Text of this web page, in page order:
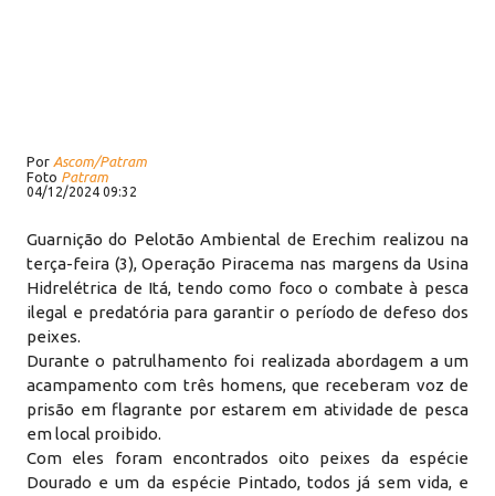
Por Ascom/Patram
Foto Patram
04/12/2024 09:32
Guarnição do Pelotão Ambiental de Erechim realizou na
terça-feira (3), Operação Piracema nas margens da Usina
Hidrelétrica de Itá, tendo como foco o combate à pesca
ilegal e predatória para garantir o período de defeso dos
peixes.
Durante o patrulhamento foi realizada abordagem a um
acampamento com três homens, que receberam voz de
prisão em flagrante por estarem em atividade de pesca
em local proibido.
Com eles foram encontrados oito peixes da espécie
Dourado e um da espécie Pintado, todos já sem vida, e